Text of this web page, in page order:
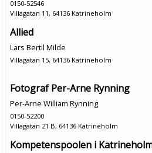
0150-52546
Villagatan 11, 64136 Katrineholm
Allied
Lars Bertil Milde
Villagatan 15, 64136 Katrineholm
Fotograf Per-Arne Rynning
Per-Arne William Rynning
0150-52200
Villagatan 21 B, 64136 Katrineholm
Kompetenspoolen i